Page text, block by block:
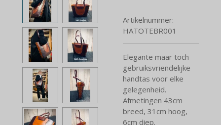
Artikelnummer:
HATOTEBR001
Elegante maar toch
gebruiksvriendelijke
handtas voor elke
gelegenheid.
Afmetingen 43cm
breed, 31cm hoog,
6cm diep.